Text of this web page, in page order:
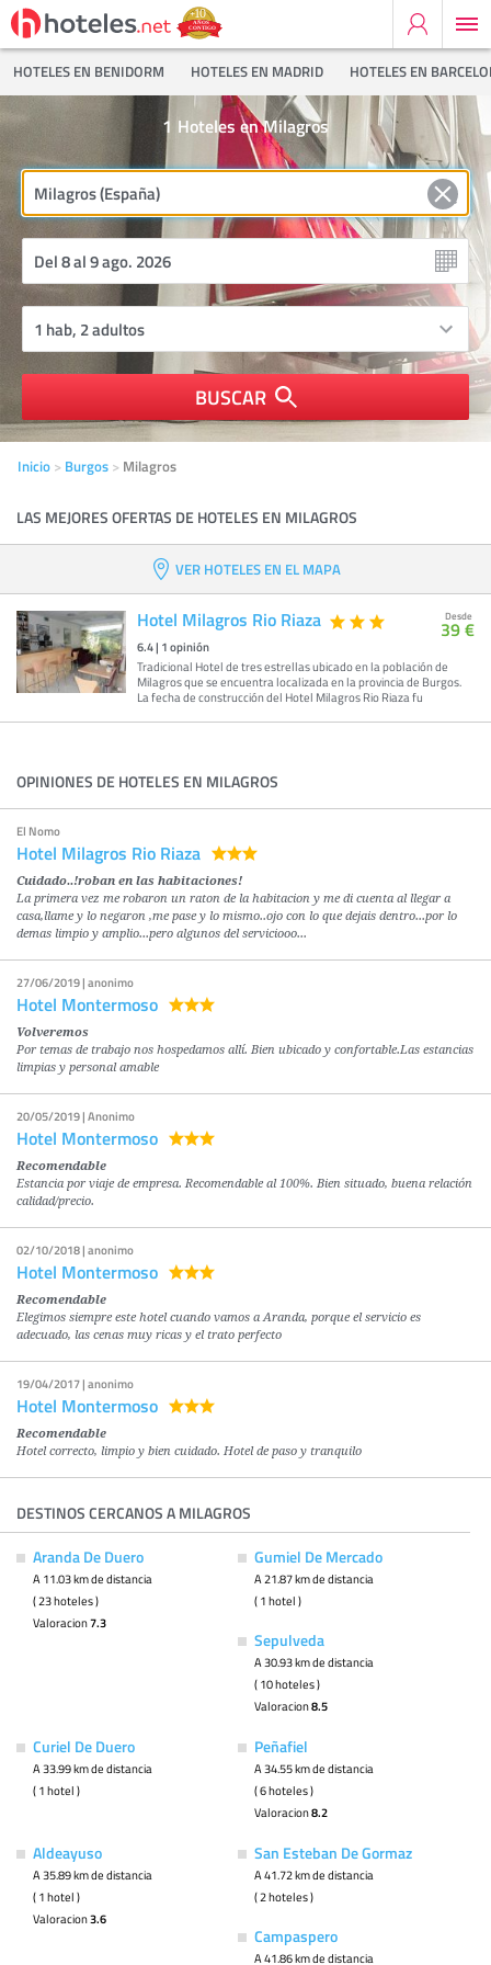
HOTELES EN BENIDORM HOTELES EN MADRID HOTELES EN
Hoteles en Milagros
1
BUSCAR
Inicio Burgos Milagros
LAS MEJORES OFERTAS DE HOTELES EN MILAGROS
VER HOTELES EN EL MAPA
Hotel Milagros Rio Riaza
6.4| 1opinión
Tradicional Hotel de tres estrellas ubicado en la población de
Milagros que se encuentra localizada en la provincia de Burgos.
La fecha de construcción del Hotel Milagros Rio Riaza fu
Desde
39 €
OPINIONES DE HOTELES EN MILAGROS
El Nomo
Hotel Milagros Rio Riaza
Cuidado..!roban en las habitaciones!
La primera vez me robaron un raton de la habitacion y me di cuenta al llegar a
casa,llame y lo negaron ,me pase y lo mismo..ojo con lo que dejais dentro...por lo
demas limpio y amplio...pero algunos del serviciooo...
27/06/2019 | anonimo
Hotel Montermoso
Volveremos
Por temas de trabajo nos hospedamos allí. Bien ubicado y confortable.Las estancias
limpias y personal amable
20/05/2019 | Anonimo
Hotel Montermoso
Recomendable
Estancia por viaje de empresa. Recomendable al 100%. Bien situado, buena relación
calidad/precio.
02/10/2018 | anonimo
Hotel Montermoso
Recomendable
Elegimos siempre este hotel cuando vamos a Aranda, porque el servicio es
adecuado, las cenas muy ricas y el trato perfecto
19/04/2017 | anonimo
Hotel Montermoso
Recomendable
Hotel correcto, limpio y bien cuidado. Hotel de paso y tranquilo
DESTINOS CERCANOS A MILAGROS
Aranda De Duero
A 11.03 km de distancia
( 23 hoteles )
Valoracion7.3
Gumiel De Mercado
A 21.87 km de distancia
( 1 hotel )
Sepulveda
A 30.93 km de distancia
( 10 hoteles )
Valoracion8.5
Curiel De Duero
A 33.99 km de distancia
( 1 hotel )
Peñafiel
A 34.55 km de distancia
( 6 hoteles )
Valoracion8.2
Aldeayuso
A 35.89 km de distancia
( 1 hotel )
Valoracion3.6
San Esteban De Gormaz
A 41.72 km de distancia
( 2 hoteles )
Campaspero
A 41.86 km de distancia